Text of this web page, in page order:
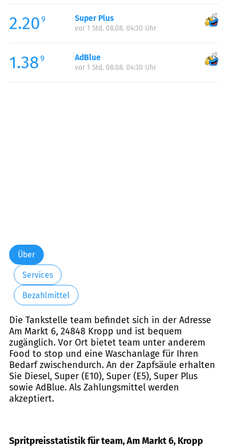
2.20 9 Super Plus
vor 1 Std. 08.08. 04:30 Uhr
1.38 9 AdBlue
vor 1 Std. 08.08. 04:30 Uhr
Über
Services
Bezahlmittel
Die Tankstelle team befindet sich in der Adresse
Am Markt 6, 24848 Kropp und ist bequem
zugänglich. Vor Ort bietet team unter anderem
Food to stop und eine Waschanlage für Ihren
Bedarf zwischendurch. An der Zapfsäule erhalten
Sie Diesel, Super (E10), Super (E5), Super Plus
sowie AdBlue. Als Zahlungsmittel werden
akzeptiert.
Spritpreisstatistik für team, Am Markt 6, Kropp